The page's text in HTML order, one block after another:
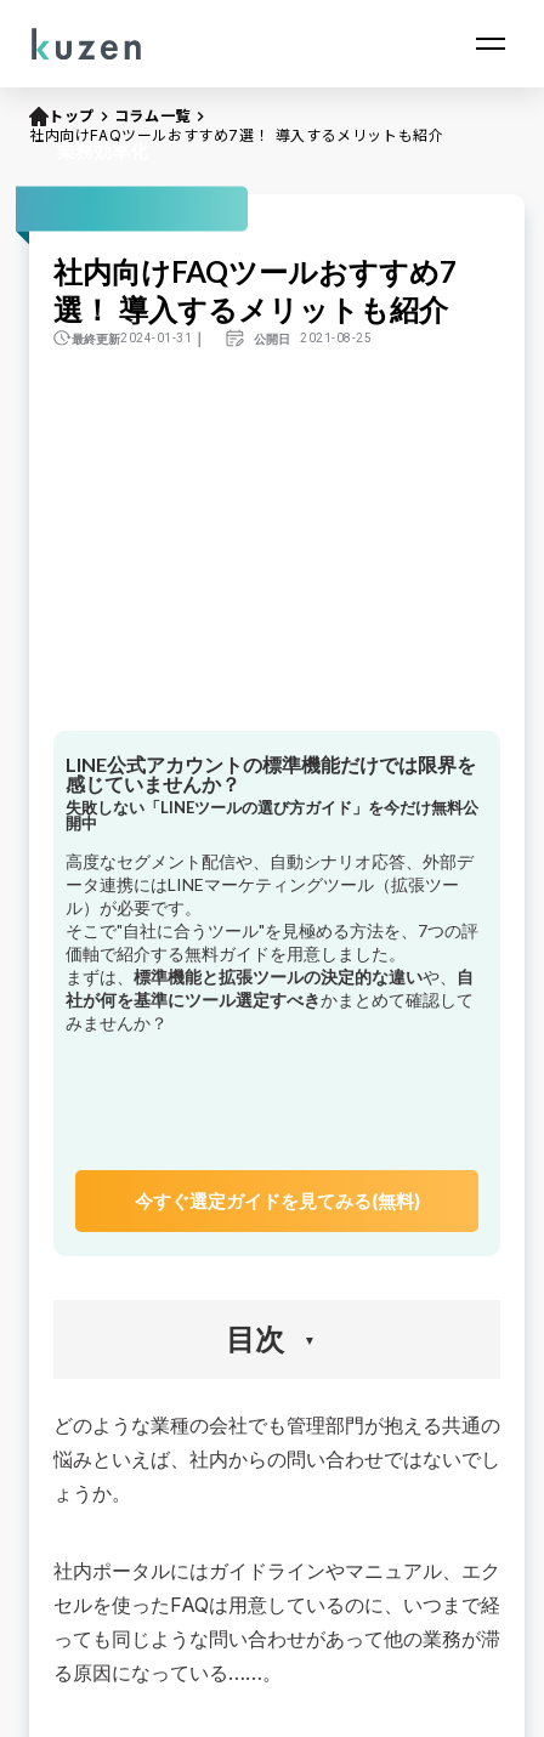
トップ keyboard_arrow_right コラム一覧keyboard_arrow_right
社内向けFAQツールおすすめ7選！ 導入するメリットも紹介
社内向けFAQツールおすすめ7
選！ 導入するメリットも紹介
最終更新2024-01-31 ｜ 公開日 2021-08-25
LINE公式アカウントの標準機能だけでは限界を
感じていませんか？
失敗しない「LINEツールの選び方ガイド」を今だけ無料公
開中
高度なセグメント配信や、自動シナリオ応答、外部デ
ータ連携にはLINEマーケティングツール（拡張ツー
ル）が必要です。
そこで"自社に合うツール"を見極める方法を、7つの評
価軸で紹介する無料ガイドを用意しました。
まずは、 標準機能と拡張ツールの決定的な違いや、
自
社が何を基準にツール選定すべきかまとめて確認して
みませんか？
今すぐ選定ガイドを見てみる(無料)
目次
どのような業種の会社でも管理部門が抱える共通の
悩みといえば、社内からの問い合わせではないでし
ょうか。
社内ポータルにはガイドラインやマニュアル、エク
セルを使ったFAQは用意しているのに、いつまで経
っても同じような問い合わせがあって他の業務が滞
る原因になっている……。